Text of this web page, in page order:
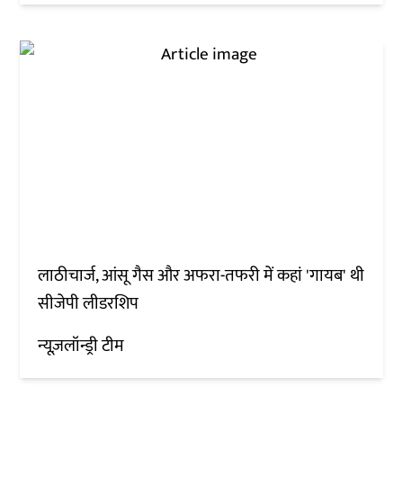
लाठीचार्ज, आंसू गैस और अफरा-तफरी में कहां 'गायब' थी
सीजेपी लीडरशिप
न्यूज़लॉन्ड्री टीम